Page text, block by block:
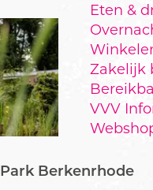
Eten &
Zakelijk
VVV
t
e
l
d
e
S
t
rPark Berkenrhode